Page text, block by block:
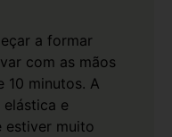
a formar
com as mãos
10 minutos. A
elástica e
estiver muito